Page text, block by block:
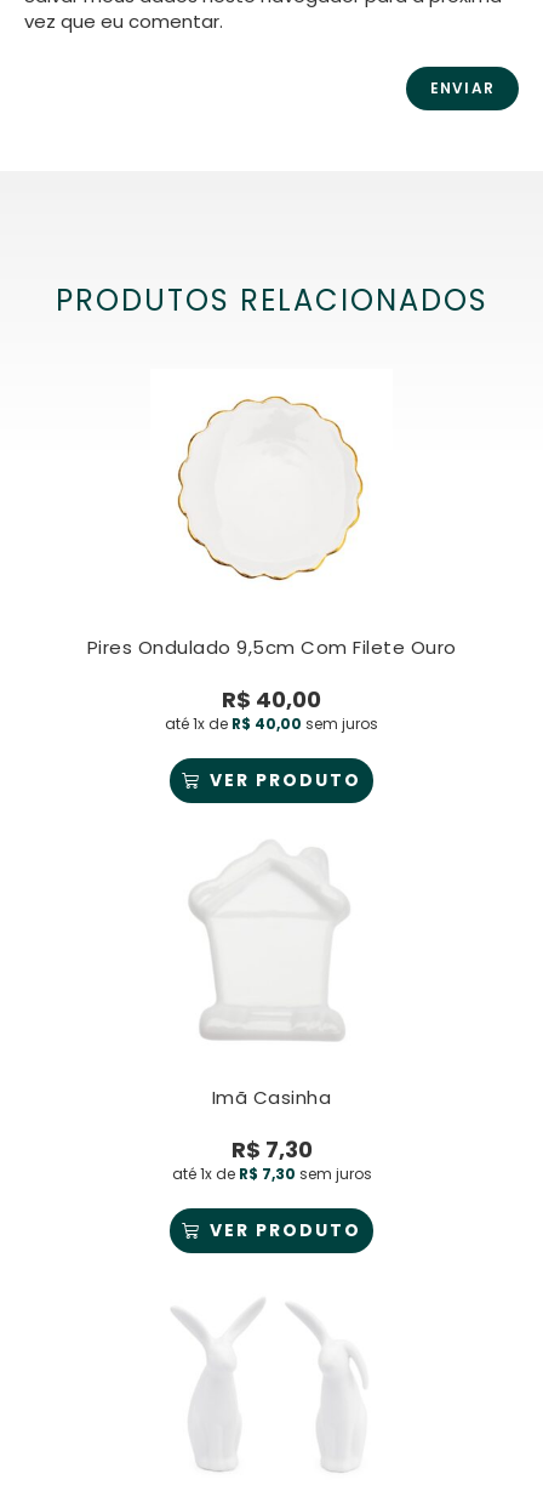
vez que eu comentar.
PRODUTOS RELACIONADOS
Pires Ondulado 9,5cm Com Filete Ouro
R$ 40,00
até 1x de R$ 40,00 sem juros
VER PRODUTO
Imã Casinha
R$ 7,30
até 1x de R$ 7,30 sem juros
VER PRODUTO